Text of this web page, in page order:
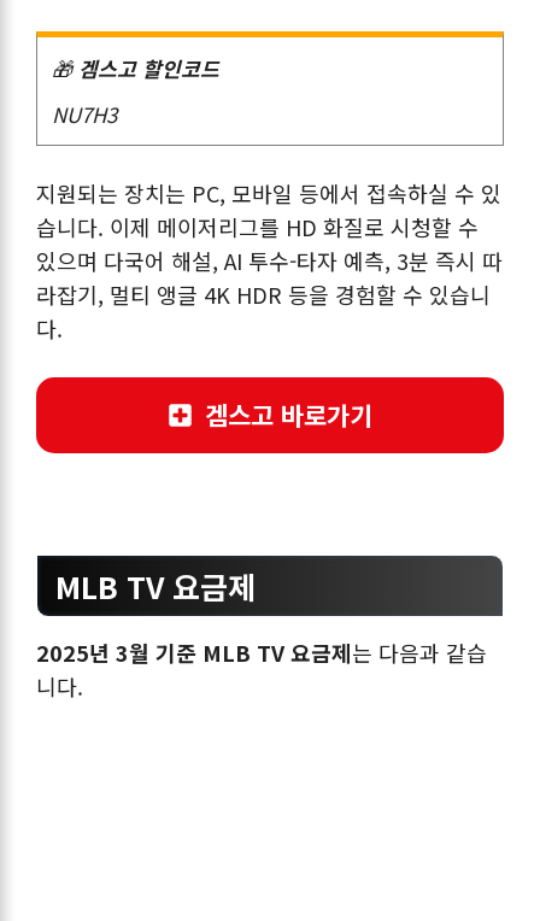
🎁 겜스고 할인코드
NU7H3
지원되는 장치는 PC, 모바일 등에서 접속하실 수 있
습니다. 이제 메이저리그를 HD 화질로 시청할 수
있으며 다국어 해설, AI 투수-타자 예측, 3분 즉시 따
라잡기, 멀티 앵글 4K HDR 등을 경험할 수 있습니
다.
겜스고 바로가기
MLB TV 요금제
2025년 3월 기준 MLB TV 요금제는 다음과 같습
니다.